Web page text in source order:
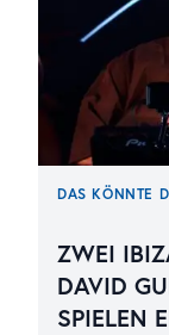
DAS KÖNNTE
ZWEI
DAVID
SPIELEN